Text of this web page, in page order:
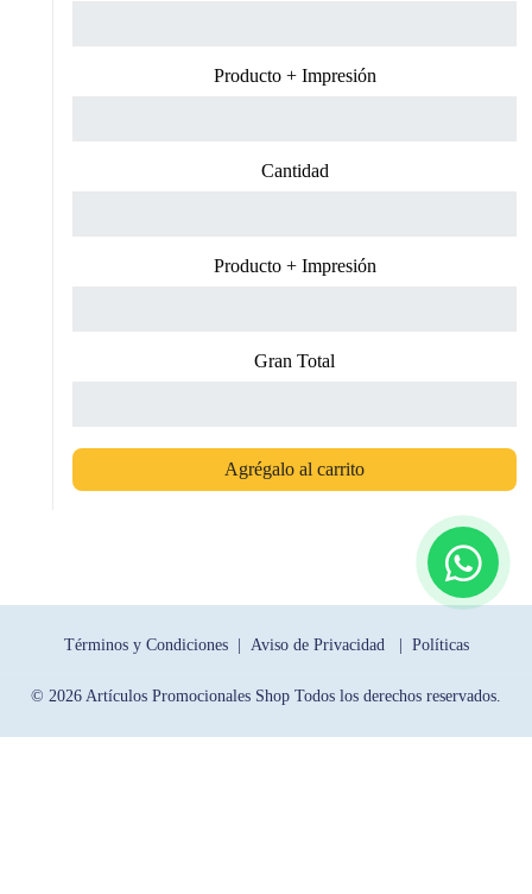
Producto + Impresión
Cantidad
Producto + Impresión
Gran Total
Agrégalo al carrito
Términos y Condiciones | Aviso de Privacidad | Políticas
© 2026 Artículos Promocionales Shop Todos los derechos reservados.